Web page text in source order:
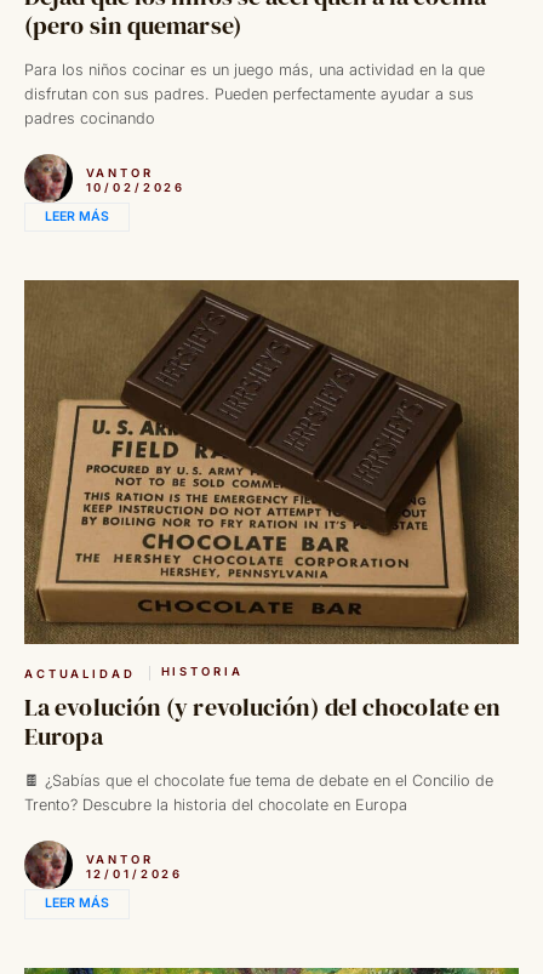
(pero sin quemarse)
Para los niños cocinar es un juego más, una actividad en la que
disfrutan con sus padres. Pueden perfectamente ayudar a sus
padres cocinando
VANTOR
10/02/2026
LEER MÁS
ACTUALIDAD HISTORIA
La evolución (y revolución) del chocolate en
Europa
🍫 ¿Sabías que el chocolate fue tema de debate en el Concilio de
Trento? Descubre la historia del chocolate en Europa
VANTOR
12/01/2026
LEER MÁS